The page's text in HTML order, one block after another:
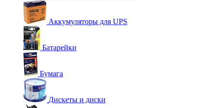
Аккумуляторы для UPS
Батарейки
Бумага
Дискеты и диски